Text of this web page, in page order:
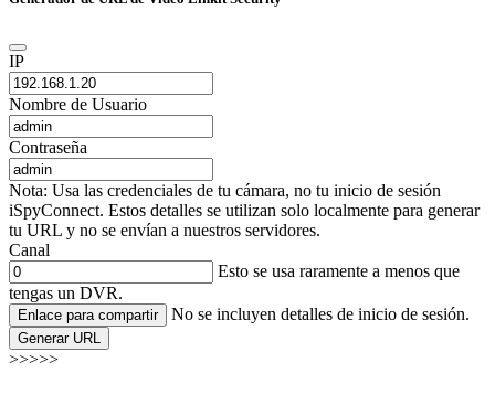
IP
Nombre de Usuario
Contraseña
Nota: Usa las credenciales de tu cámara, no tu inicio de sesión
iSpyConnect. Estos detalles se utilizan solo localmente para generar
tu URL y no se envían a nuestros servidores.
Canal
Esto se usa raramente a menos que
tengas un DVR.
Enlace para compartir No se incluyen detalles de inicio de sesión.
Generar URL
>>>>>